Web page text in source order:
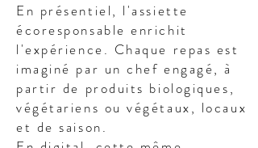
En présentiel, l'assiette
écoresponsable enrichit
l'expérience. Chaque repas est
imaginé par un chef engagé, à
partir de produits biologiques,
végétariens ou végétaux, locaux
et de saison.